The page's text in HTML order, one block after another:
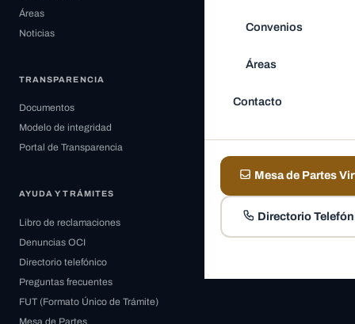
Convenios
Áreas
Contacto
Mesa de Partes
Directorio
Áreas
Noticias
TRANSPARENCIA
Documentos
Modelo de integridad
Portal de Transparencia
AYUDA Y TRÁMITES
Libro de reclamaciones
Denuncias OCI
Directorio telefónico
Preguntas frecuentes
FUT (Formato Único de Trámite)
Mesa de Partes